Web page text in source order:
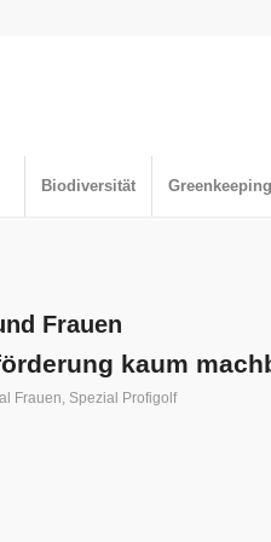
Biodiversität Greenkeeping
Frauen
kaum
Frauen, Spezial Profigolf